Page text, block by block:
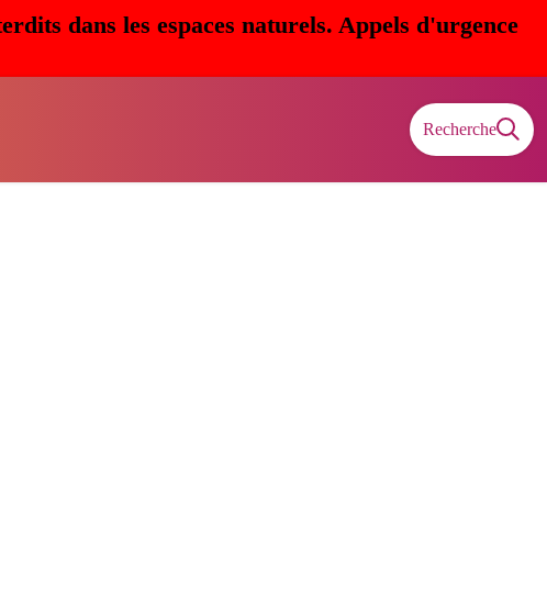
dans les espaces naturels. Appels d'urgence
Recherche